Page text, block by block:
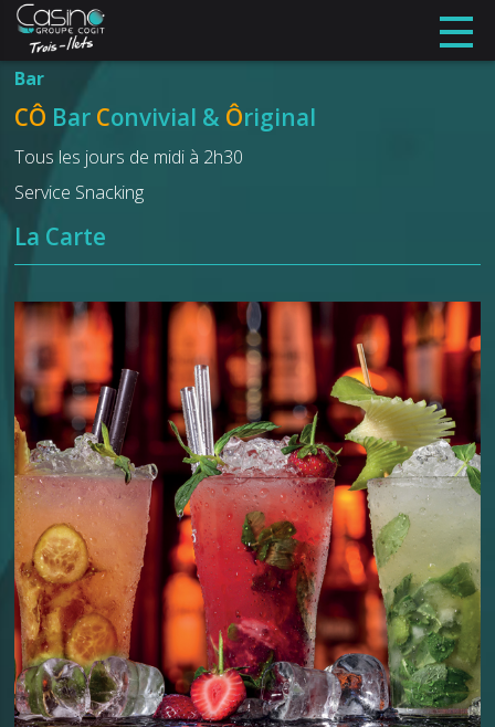
Bar
CÔ Bar Convivial & Ôriginal
Tous les jours de midi à 2h30
Service Snacking
La Carte